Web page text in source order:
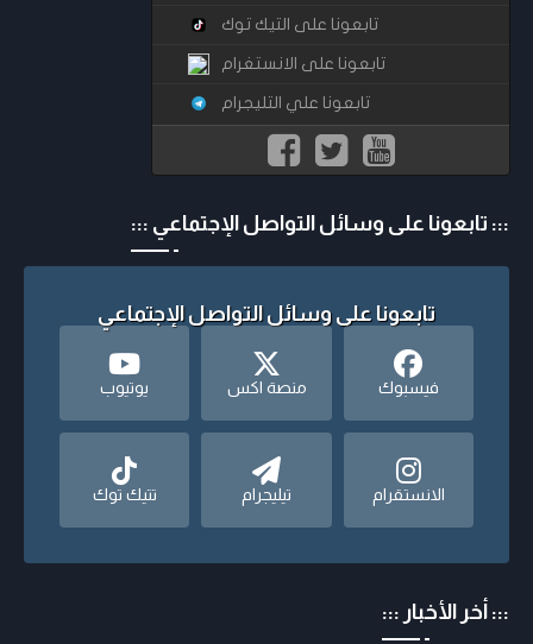
تابعونا على التيك توك
تابعونا على الانستغرام
تابعونا علي التليجرام
::: تابعونا على وسائل التواصل الإجتماعي :::
تابعونا على وسائل التواصل الإجتماعي
فيسبوك منصة اكس يوتيوب
الانستقرام تيليجرام تتيك توك
::: أخر الأخبار :::